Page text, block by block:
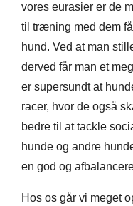
vores eurasier er de
til træning med dem
hund. Ved at man
derved får man et
er supersundt at
racer, hvor de også
bedre til at tackle
hunde og andre
en god og
Hos os går vi meget